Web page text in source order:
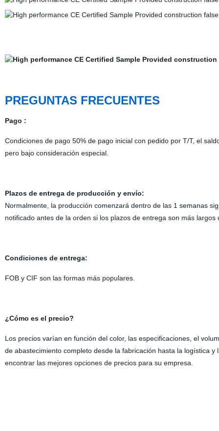
PREGUNTAS FRECUENTES
Pago :
Condiciones de pago 50% de pago inicial con pedido por T/T, el
pero bajo consideración especial.
Plazos de entrega de producción y envío:
Normalmente, la producción comenzará dentro de las 1 semanas
notificado antes de la orden si los plazos de entrega son más largos
Condiciones de entrega:
FOB y CIF son las formas más populares.
¿Cómo es el precio?
Los precios varían en función del color, las especificaciones, el
de abastecimiento completo desde la fabricación hasta la logística
encontrar las mejores opciones de precios para su empresa.